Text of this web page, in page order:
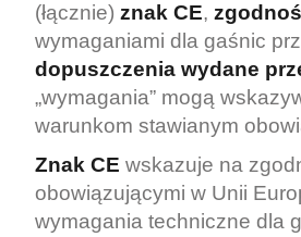
(łącznie) znak CE,
wymaganiami dla gaśnic
dopuszczenia wydane
„wymagania” mogą
warunkom stawianym
Znak CE wskazuje na
obowiązującymi w Unii
wymagania techniczne dla